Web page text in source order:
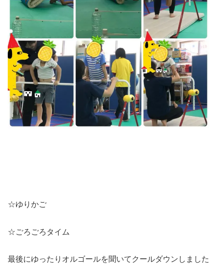
☆ゆりかご
☆ごろごろタイム
最後にゆったりオルゴールを聞いてクールダウンしました